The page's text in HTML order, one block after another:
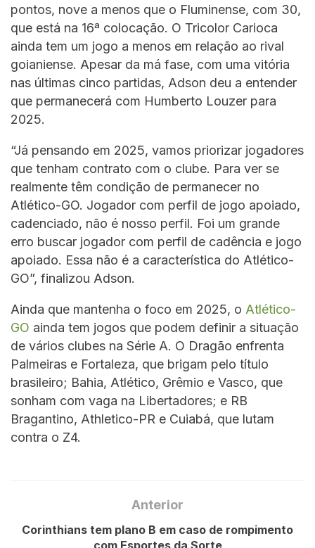
pontos, nove a menos que o Fluminense, com 30,
que está na 16ª colocação. O Tricolor Carioca
ainda tem um jogo a menos em relação ao rival
goianiense. Apesar da má fase, com uma vitória
nas últimas cinco partidas, Adson deu a entender
que permanecerá com Humberto Louzer para
2025.
“Já pensando em 2025, vamos priorizar jogadores
que tenham contrato com o clube. Para ver se
realmente têm condição de permanecer no
Atlético-GO. Jogador com perfil de jogo apoiado,
cadenciado, não é nosso perfil. Foi um grande
erro buscar jogador com perfil de cadência e jogo
apoiado. Essa não é a característica do Atlético-
GO”, finalizou Adson.
Ainda que mantenha o foco em 2025, o Atlético-
GO ainda tem jogos que podem definir a situação
de vários clubes na Série A. O Dragão enfrenta
Palmeiras e Fortaleza, que brigam pelo título
brasileiro; Bahia, Atlético, Grêmio e Vasco, que
sonham com vaga na Libertadores; e RB
Bragantino, Athletico-PR e Cuiabá, que lutam
contra o Z4.
Anterior
Corinthians tem plano B em caso de rompimento
com Esportes da Sorte